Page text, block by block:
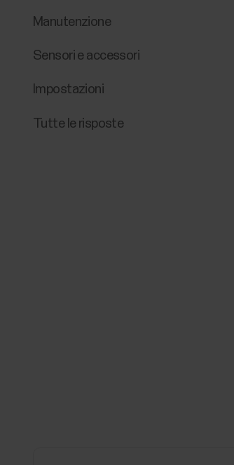
Manutenzione
Sensori e accessori
Impostazioni
Tutte le risposte